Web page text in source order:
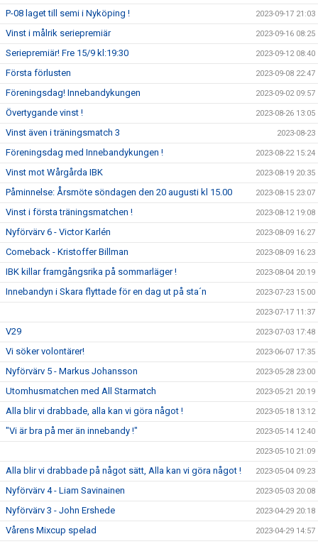
P-08 laget till semi i Nyköping ! 2023-09-17 21:03
Vinst i målrik seriepremiär 2023-09-16 08:25
Seriepremiär! Fre 15/9 kl:19:30 2023-09-12 08:40
Första förlusten 2023-09-08 22:47
Föreningsdag! Innebandykungen 2023-09-02 09:57
Övertygande vinst ! 2023-08-26 13:05
Vinst även i träningsmatch 3 2023-08-23
Föreningsdag med Innebandykungen ! 2023-08-22 15:24
Vinst mot Wårgårda IBK 2023-08-19 20:35
Påminnelse: Årsmöte söndagen den 20 augusti kl 15.00 2023-08-15 23:07
Vinst i första träningsmatchen ! 2023-08-12 19:08
Nyförvärv 6 - Victor Karlén 2023-08-09 16:27
Comeback - Kristoffer Billman 2023-08-09 16:23
IBK killar framgångsrika på sommarläger ! 2023-08-04 20:19
Innebandyn i Skara flyttade för en dag ut på sta´n 2023-07-23 15:00
2023-07-17 11:37
V29 2023-07-03 17:48
Vi söker volontärer! 2023-06-07 17:35
Nyförvärv 5 - Markus Johansson 2023-05-28 23:00
Utomhusmatchen med All Starmatch 2023-05-21 20:19
Alla blir vi drabbade, alla kan vi göra något ! 2023-05-18 13:12
"Vi är bra på mer än innebandy !" 2023-05-14 12:40
2023-05-10 21:09
Alla blir vi drabbade på något sätt, Alla kan vi göra något ! 2023-05-04 09:23
Nyförvärv 4 - Liam Savinainen 2023-05-03 20:08
Nyförvärv 3 - John Ershede 2023-04-29 20:18
Vårens Mixcup spelad 2023-04-29 14:57